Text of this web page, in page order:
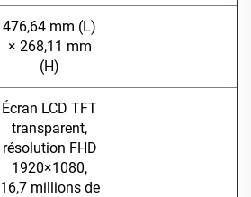
476,64 mm (L)
× 268,11 mm
(H)
Écran LCD TFT
transparent,
résolution FHD
1920×1080,
16,7 millions de